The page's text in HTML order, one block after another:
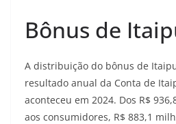
Bônus de
A distribuição do bônus de
resultado anual da Conta de
aconteceu em 2024. Dos R$
aos consumidores, R$ 883,1